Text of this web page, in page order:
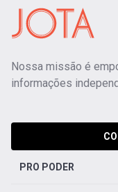
Nossa missão é
informações
PRO PODER